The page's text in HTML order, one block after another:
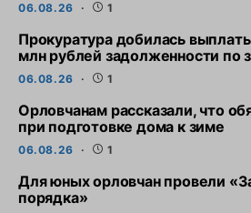
06.08.26 1
Прокуратура добилась
млн рублей задолженности по
06.08.26 1
Орловчанам рассказали, что
при подготовке дома к зиме
06.08.26 1
Для юных орловчан провели
порядка»